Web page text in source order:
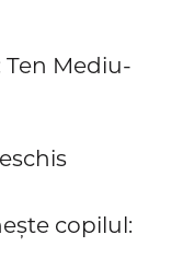
Mediu-
copilul: